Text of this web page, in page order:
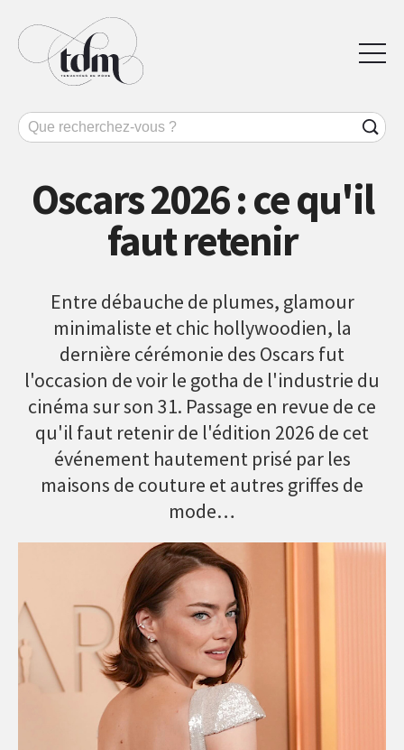
Oscars 2026 : ce qu'il
faut retenir
Entre débauche de plumes, glamour
minimaliste et chic hollywoodien, la
dernière cérémonie des Oscars fut
l'occasion de voir le gotha de l'industrie du
cinéma sur son 31. Passage en revue de ce
qu'il faut retenir de l'édition 2026 de cet
événement hautement prisé par les
maisons de couture et autres griffes de
mode…